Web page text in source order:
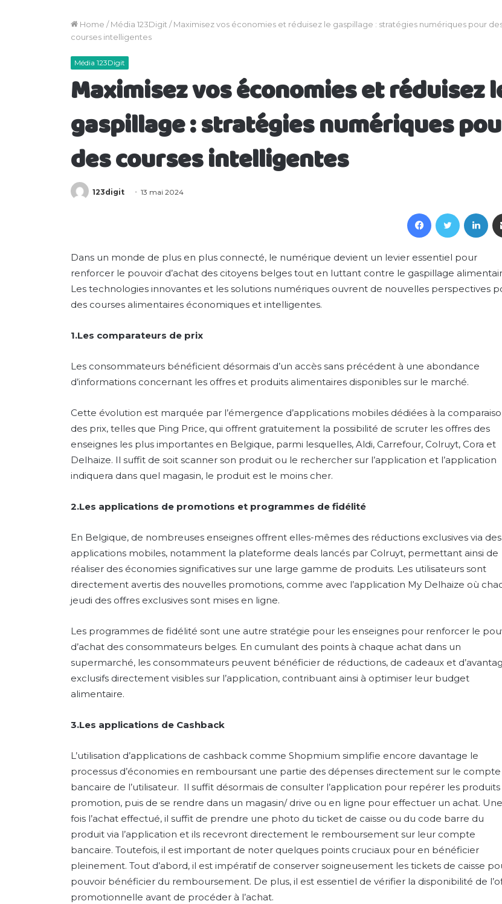
Home / Média 123Digit / Maximisez vos économies et réduisez le gaspillage : stratégies numériques pour
courses intelligentes
Média 123Digit
Maximisez vos économies et réduisez
gaspillage : stratégies numériques
des courses intelligentes
123digit 13 mai 2024
FacebookTwitter
Dans un monde de plus en plus connecté, le numérique devient un levier essentiel pour
renforcer le pouvoir d’achat des citoyens belges tout en luttant contre le gaspillage
Les technologies innovantes et les solutions numériques ouvrent de nouvelles perspectives
des courses alimentaires économiques et intelligentes.
1.Les comparateurs de prix
Les consommateurs bénéficient désormais d’un accès sans précédent à une abondance
d’informations concernant les offres et produits alimentaires disponibles sur le marché.
Cette évolution est marquée par l’émergence d’applications mobiles dédiées à la
des prix, telles que Ping Price, qui offrent gratuitement la possibilité de scruter les offres des
enseignes les plus importantes en Belgique, parmi lesquelles, Aldi, Carrefour, Colruyt, Cora et
Delhaize. Il suffit de soit scanner son produit ou le rechercher sur l’application et l’application
indiquera dans quel magasin, le produit est le moins cher.
2.Les applications de promotions et programmes de fidélité
En Belgique, de nombreuses enseignes offrent elles-mêmes des réductions exclusives via des
applications mobiles, notamment la plateforme deals lancés par Colruyt, permettant ainsi de
réaliser des économies significatives sur une large gamme de produits. Les utilisateurs sont
directement avertis des nouvelles promotions, comme avec l’application My Delhaize où
jeudi des offres exclusives sont mises en ligne.
Les programmes de fidélité sont une autre stratégie pour les enseignes pour renforcer le
d’achat des consommateurs belges. En cumulant des points à chaque achat dans un
supermarché, les consommateurs peuvent bénéficier de réductions, de cadeaux et
exclusifs directement visibles sur l’application, contribuant ainsi à optimiser leur budget
alimentaire.
3.Les applications de Cashback
L’utilisation d’applications de cashback comme Shopmium simplifie encore davantage le
processus d’économies en remboursant une partie des dépenses directement sur le compte
bancaire de l’utilisateur. Il suffit désormais de consulter l’application pour repérer les produits
promotion, puis de se rendre dans un magasin/ drive ou en ligne pour effectuer un achat. Une
fois l’achat effectué, il suffit de prendre une photo du ticket de caisse ou du code barre du
produit via l’application et ils recevront directement le remboursement sur leur compte
bancaire. Toutefois, il est important de noter quelques points cruciaux pour en bénéficier
pleinement. Tout d’abord, il est impératif de conserver soigneusement les tickets de caisse
pouvoir bénéficier du remboursement. De plus, il est essentiel de vérifier la disponibilité de
promotionnelle avant de procéder à l’achat.